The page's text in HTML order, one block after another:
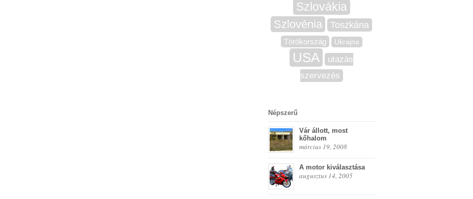
Szlovákia
Szlovénia
Toszkána
Törökország Ukrajna
USA
utazás
szervezés
Népszerű
Vár állott, most
kőhalom
március 19, 2008
A motor kiválasztása
augusztus 14, 2005